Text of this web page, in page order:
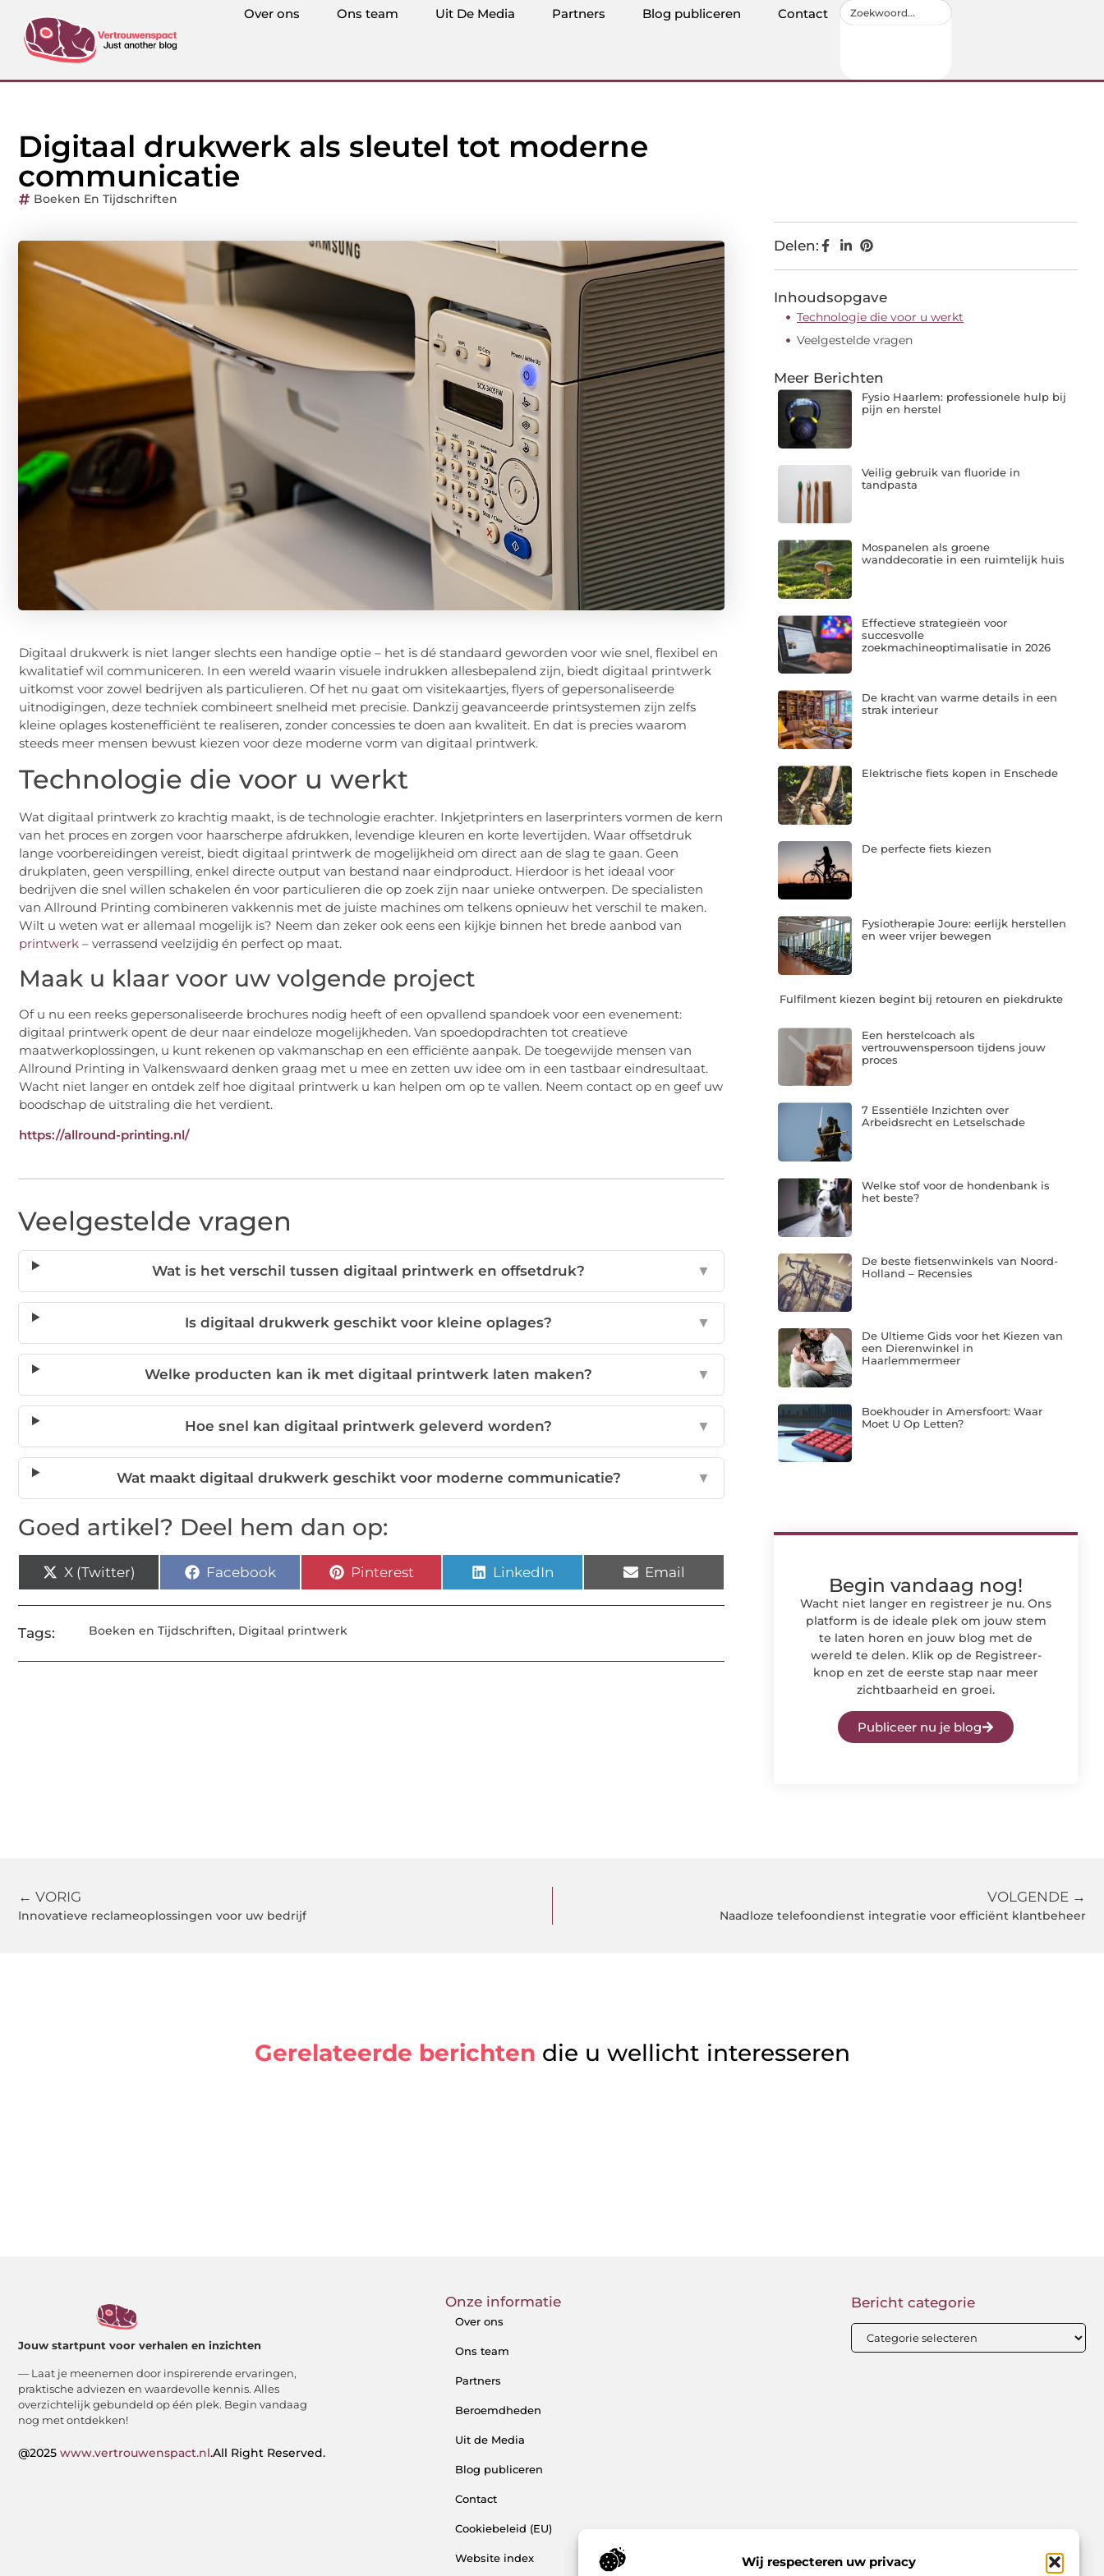
Wij respecteren uw privacy
Over ons Ons team Uit De Media Partners Blog publiceren Contact
Digitaal drukwerk als sleutel tot moderne
communicatie
Boeken En Tijdschriften
Digitaal drukwerk is niet langer slechts een handige optie – het is dé standaard geworden voor wie snel, flexibel en
kwalitatief wil communiceren. In een wereld waarin visuele indrukken allesbepalend zijn, biedt digitaal printwerk
uitkomst voor zowel bedrijven als particulieren. Of het nu gaat om visitekaartjes, flyers of gepersonaliseerde
uitnodigingen, deze techniek combineert snelheid met precisie. Dankzij geavanceerde printsystemen zijn zelfs
kleine oplages kostenefficiënt te realiseren, zonder concessies te doen aan kwaliteit. En dat is precies waarom
steeds meer mensen bewust kiezen voor deze moderne vorm van digitaal printwerk.
Technologie die voor u werkt
Wat digitaal printwerk zo krachtig maakt, is de technologie erachter. Inkjetprinters en laserprinters vormen de kern
van het proces en zorgen voor haarscherpe afdrukken, levendige kleuren en korte levertijden. Waar offsetdruk
lange voorbereidingen vereist, biedt digitaal printwerk de mogelijkheid om direct aan de slag te gaan. Geen
drukplaten, geen verspilling, enkel directe output van bestand naar eindproduct. Hierdoor is het ideaal voor
bedrijven die snel willen schakelen én voor particulieren die op zoek zijn naar unieke ontwerpen. De specialisten
van Allround Printing combineren vakkennis met de juiste machines om telkens opnieuw het verschil te maken.
Wilt u weten wat er allemaal mogelijk is? Neem dan zeker ook eens een kijkje binnen het brede aanbod van
printwerk – verrassend veelzijdig én perfect op maat.
Maak u klaar voor uw volgende project
Of u nu een reeks gepersonaliseerde brochures nodig heeft of een opvallend spandoek voor een evenement:
digitaal printwerk opent de deur naar eindeloze mogelijkheden. Van spoedopdrachten tot creatieve
maatwerkoplossingen, u kunt rekenen op vakmanschap en een efficiënte aanpak. De toegewijde mensen van
Allround Printing in Valkenswaard denken graag met u mee en zetten uw idee om in een tastbaar eindresultaat.
Wacht niet langer en ontdek zelf hoe digitaal printwerk u kan helpen om op te vallen. Neem contact op en geef uw
boodschap de uitstraling die het verdient.
https://allround-printing.nl/
Veelgestelde vragen
Wat is het verschil tussen digitaal printwerk en offsetdruk? ▼
Is digitaal drukwerk geschikt voor kleine oplages? ▼
Welke producten kan ik met digitaal printwerk laten maken? ▼
Hoe snel kan digitaal printwerk geleverd worden? ▼
Wat maakt digitaal drukwerk geschikt voor moderne communicatie? ▼
Goed artikel? Deel hem dan op:
X (Twitter) Facebook Pinterest LinkedIn Email
Tags: Boeken en Tijdschriften, Digitaal printwerk
Delen:
Inhoudsopgave
Technologie die voor u werkt
Veelgestelde vragen
Meer Berichten
Fysio Haarlem: professionele hulp bij
pijn en herstel
Veilig gebruik van fluoride in
tandpasta
Mospanelen als groene
wanddecoratie in een ruimtelijk huis
Effectieve strategieën voor
succesvolle
zoekmachineoptimalisatie in 2026
De kracht van warme details in een
strak interieur
Elektrische fiets kopen in Enschede
De perfecte fiets kiezen
Fysiotherapie Joure: eerlijk herstellen
en weer vrijer bewegen
Fulfilment kiezen begint bij retouren en piekdrukte
Een herstelcoach als
vertrouwenspersoon tijdens jouw
proces
7 Essentiële Inzichten over
Arbeidsrecht en Letselschade
Welke stof voor de hondenbank is
het beste?
De beste fietsenwinkels van Noord-
Holland – Recensies
De Ultieme Gids voor het Kiezen van
een Dierenwinkel in
Haarlemmermeer
Boekhouder in Amersfoort: Waar
Moet U Op Letten?
Begin vandaag nog!
Wacht niet langer en registreer je nu. Ons
platform is de ideale plek om jouw stem
te laten horen en jouw blog met de
wereld te delen. Klik op de Registreer-
knop en zet de eerste stap naar meer
zichtbaarheid en groei.
Publiceer nu je blog
← VORIG
Innovatieve reclameoplossingen voor uw bedrijf
VOLGENDE →
Naadloze telefoondienst integratie voor efficiënt klantbeheer
Gerelateerde berichten die u wellicht interesseren
Jouw startpunt voor verhalen en inzichten
— Laat je meenemen door inspirerende ervaringen,
praktische adviezen en waardevolle kennis. Alles
overzichtelijk gebundeld op één plek. Begin vandaag
nog met ontdekken!
@2025 www.vertrouwenspact.nl.All Right Reserved.
Onze informatie
Over ons
Ons team
Partners
Beroemdheden
Uit de Media
Blog publiceren
Contact
Cookiebeleid (EU)
Website index
Bericht categorie